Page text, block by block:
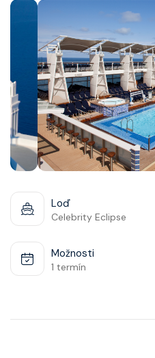
Články
Kontakt
Vyhledat plavbu
Loď
Celebrity Eclipse
Možnosti
1 termín